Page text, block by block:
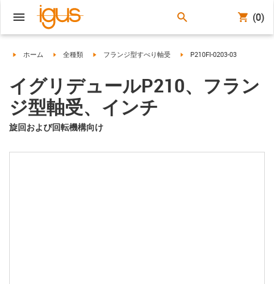
(0)
igus-icon-arrow-right
ホーム igus-icon-arrow-right
全種類 igus-icon-arrow-right
フランジ型すべり軸受 igus-icon-arrow-right
P210FI-0203-03
イグリデュールP210、フラン
ジ型軸受、インチ
旋回および回転機構向け